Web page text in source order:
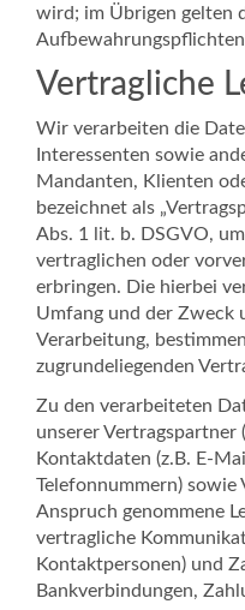
wird; im Übrigen gelten
Vertragliche
Wir verarbeiten die
Interessenten sowie
Mandanten, Klienten
bezeichnet als
Abs. 1 lit. b. DSGVO,
vertraglichen oder
erbringen. Die hierbei
Umfang und der Zweck
Verarbeitung,
zugrundeliegenden
Zu den verarbeiteten
unserer Vertragspartner
Kontaktdaten (z.B. E-
Telefonnummern) sowie
Anspruch genommene
vertragliche
Kontaktpersonen) und
Bankverbindungen,